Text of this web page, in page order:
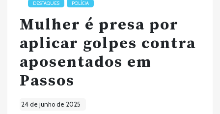
DESTAQUES POLÍCIA
Mulher é presa por
aplicar golpes contra
aposentados em
Passos
24 de junho de 2025